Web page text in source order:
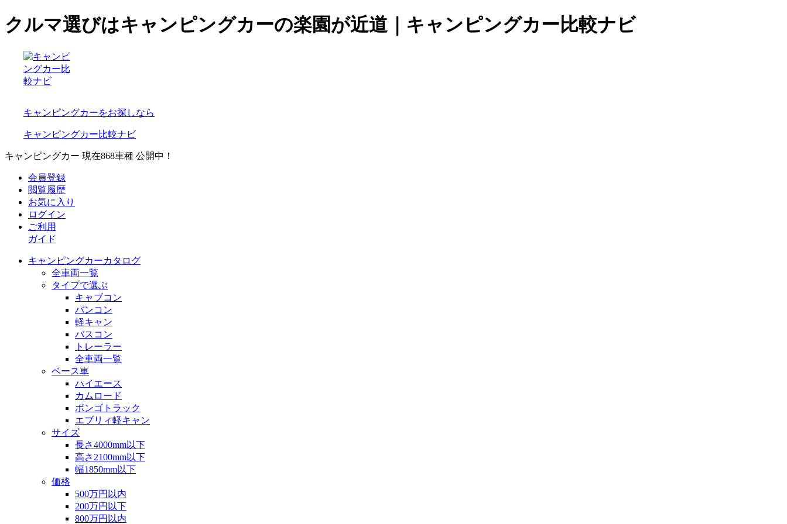
クルマ選びはキャンピングカーの楽園が近道｜キャンピングカー比較ナビ
キャンピングカーをお探しなら
キャンピングカー比較ナビ
キャンピングカー 現在868車種 公開中！
会員登録
閲覧履歴
お気に入り
ログイン
ご利用
ガイド
キャンピングカーカタログ
全車両一覧
タイプで選ぶ
キャブコン
バンコン
軽キャン
バスコン
トレーラー
全車両一覧
ベース車
ハイエース
カムロード
ボンゴトラック
エブリィ軽キャン
サイズ
長さ4000mm以下
高さ2100mm以下
幅1850mm以下
価格
500万円以内
200万円以下
800万円以内